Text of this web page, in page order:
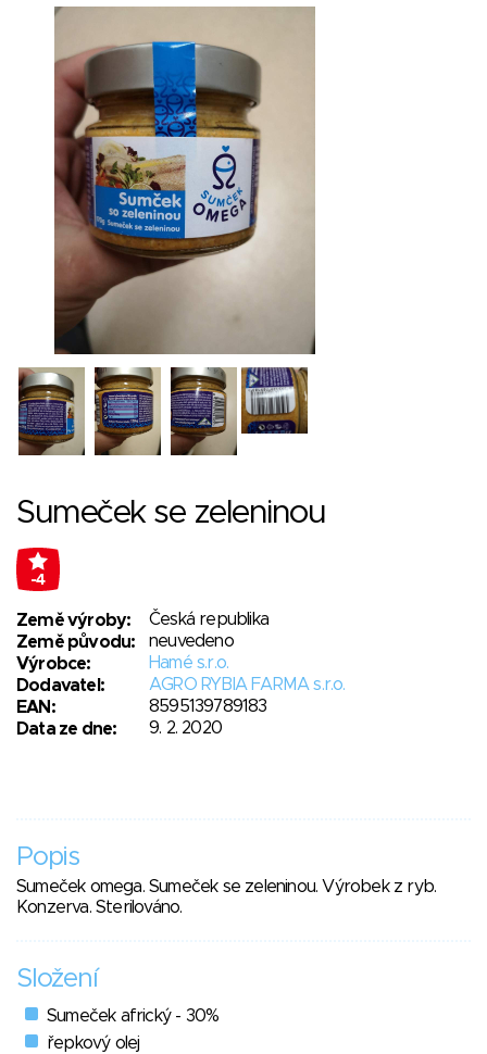
Sumeček se zeleninou
-4
Země výroby:
Česká republika
Země původu:
neuvedeno
Výrobce:
Hamé s.r.o.
Dodavatel:
AGRO RYBIA FARMA s.r.o.
EAN:
8595139789183
Data ze dne:
9. 2. 2020
Popis
Sumeček omega. Sumeček se zeleninou. Výrobek z ryb.
Konzerva. Sterilováno.
Složení
Sumeček africký - 30%
řepkový olej